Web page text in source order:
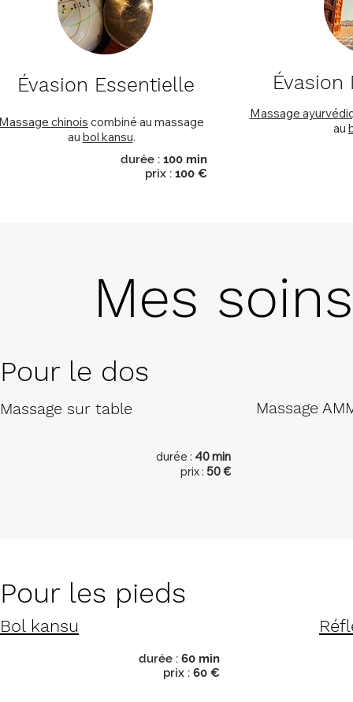
Évasion Essentielle
chinois combiné au massage
au bol kansu.
durée : 100 min
prix : 100 €
Évasion
Massage
au
Mes
Pour le dos
Massage sur table
durée : 40 min
prix : 50 €
Massage
Pour les pieds
Bol kansu
durée : 60 min
prix : 60 €